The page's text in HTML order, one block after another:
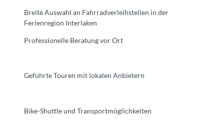
Breite Auswahl an Fahrradverleihstellen in der
Ferienregion Interlaken
Professionelle Beratung vor Ort
Geführte Touren mit lokalen Anbietern
Bike-Shuttle und Transportmöglichkeiten